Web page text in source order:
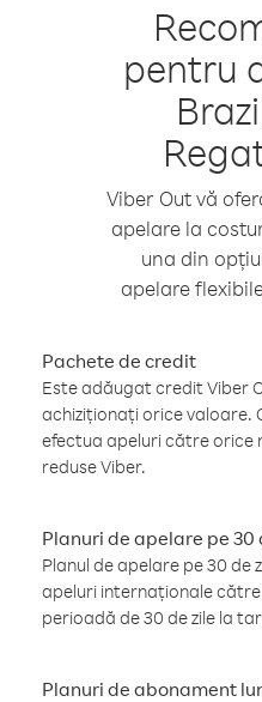
pentru
Viber Out vă
apelare la
una din
apelare
Pachete de credit
Este adăugat credit Viber
achiziționați orice valoare.
efectua apeluri către orice
reduse Viber.
Planuri de apelare pe 30
Planul de apelare pe 30 de
apeluri internaționale
perioadă de 30 de zile la
Planuri de abonament